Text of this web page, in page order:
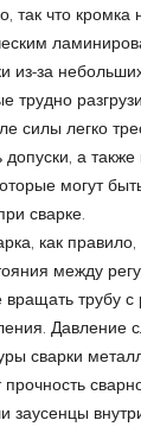
так что
из-за
трудно
силы легко
допуски, а
могут
сварке.
как
между
вращать трубу
Давление
сварки
прочность
заусенцы